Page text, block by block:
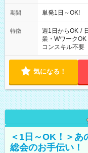
期間 単発1日～OK!
特徴 週1日からOK /
業・WワークOK
コンスキル不要
気になる！
＜1日～OK！＞あ
総会のお手伝い！